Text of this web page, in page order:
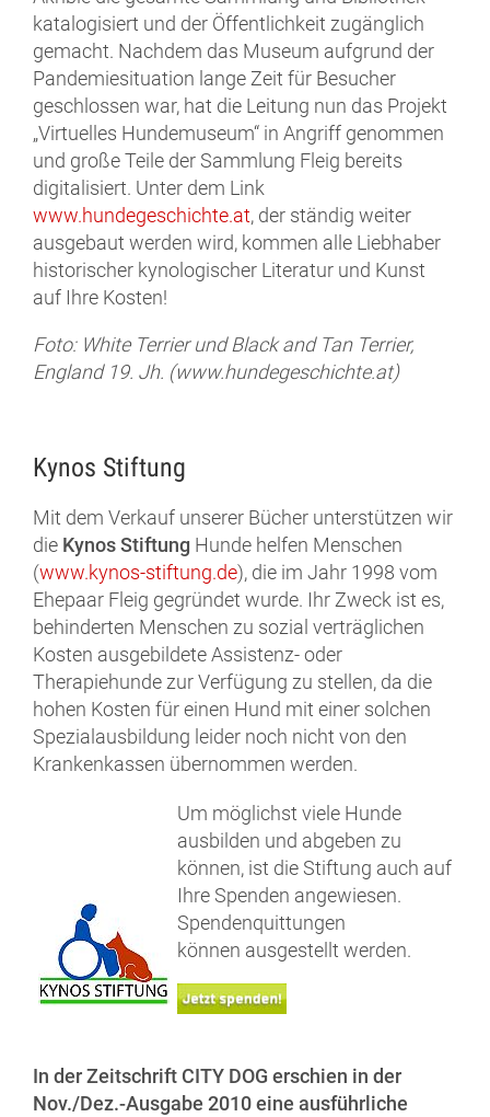
katalogisiert und der Öffentlichkeit zugänglich
gemacht. Nachdem das Museum aufgrund der
Pandemiesituation lange Zeit für Besucher
geschlossen war, hat die Leitung nun das Projekt
„Virtuelles Hundemuseum“ in Angriff genommen
und große Teile der Sammlung Fleig bereits
digitalisiert. Unter dem Link
www.hundegeschichte.at, der ständig weiter
ausgebaut werden wird, kommen alle Liebhaber
historischer kynologischer Literatur und Kunst
auf Ihre Kosten!
Foto: White Terrier und Black and Tan Terrier,
England 19. Jh. (www.hundegeschichte.at)
Kynos Stiftung
Mit dem Verkauf unserer Bücher unterstützen wir
die Kynos Stiftung Hunde helfen Menschen
(www.kynos-stiftung.de), die im Jahr 1998 vom
Ehepaar Fleig gegründet wurde. Ihr Zweck ist es,
behinderten Menschen zu sozial verträglichen
Kosten ausgebildete Assistenz- oder
Therapiehunde zur Verfügung zu stellen, da die
hohen Kosten für einen Hund mit einer solchen
Spezialausbildung leider noch nicht von den
Krankenkassen übernommen werden.
Um möglichst viele Hunde
ausbilden und abgeben zu
können, ist die Stiftung auch auf
Ihre Spenden angewiesen.
Spendenquittungen
können ausgestellt werden.
In der Zeitschrift CITY DOG erschien in der
Nov./Dez.-Ausgabe 2010 eine ausführliche